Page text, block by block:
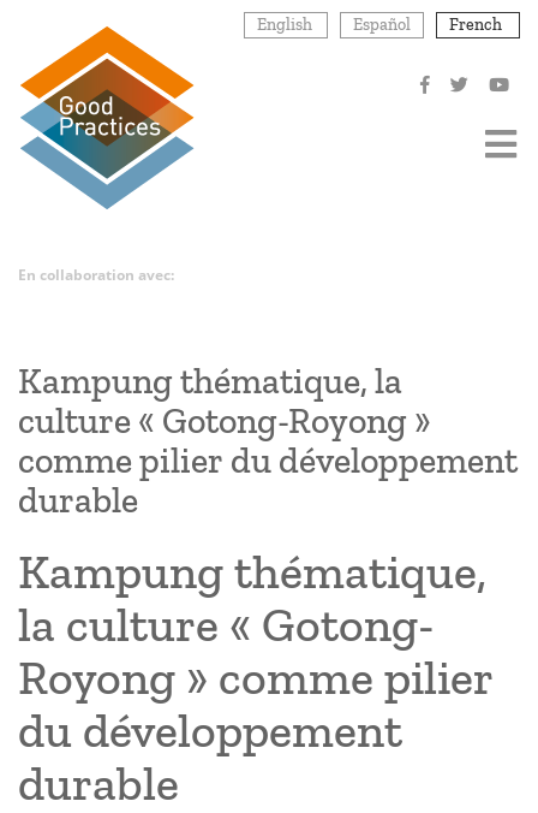
contenu
principal
English Español French
En collaboration avec:
Kampung thématique, la
culture « Gotong-Royong »
comme pilier du développement
durable
Kampung thématique,
la culture « Gotong-
Royong » comme pilier
du développement
durable